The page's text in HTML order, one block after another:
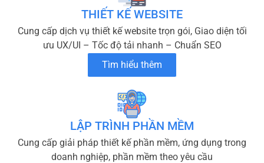
THIẾT KẾ WEBSITE
Cung cấp dịch vụ thiết kế website trọn gói, Giao diện tối
ưu UX/UI – Tốc độ tải nhanh – Chuẩn SEO
Tìm hiểu thêm
LẬP TRÌNH PHẦN MỀM
Cung cấp giải pháp thiết kế phần mềm, ứng dụng trong
doanh nghiệp, phần mềm theo yêu cầu